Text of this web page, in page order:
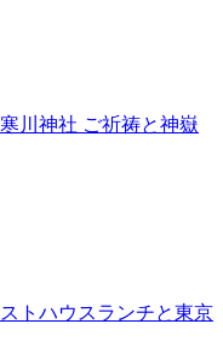
川神社 ご祈祷と神嶽
トハウスランチと東京